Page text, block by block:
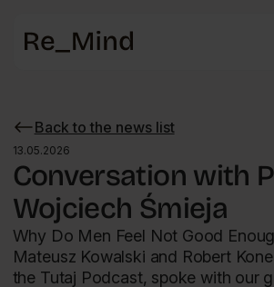
Back to the news list
Wróć
do
listy
aktualności
13.05.2026
Conversation with
Wojciech Śmieja
Why Do Men Feel Not Good
Mateusz Kowalski and Robert
the Tutaj Podcast, spoke with our